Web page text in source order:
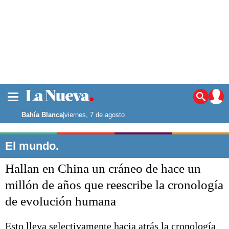
Noticias
La ciudad
Punta Alta
El mundo
Seguridad
Escenario Olímpico
Liga del Sur
Bahía Blanca|viernes, 7 de agosto
El mundo.
Hallan en China un cráneo de hace un
millón de años que reescribe la cronología
de evolución humana
Esto lleva selectivamente hacia atrás la cronología